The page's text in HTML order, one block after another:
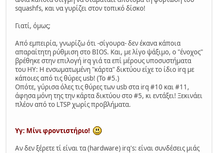
squashfs, και να γυρίζει στον τοπικό δίσκο!
Γιατί, όμως;
Από εμπειρία, γνωρίζω ότι -σίγουρα- δεν έκανα κάποια
απαραίτητη ρύθμιση στο BIOS. Και, με λίγο ψάξιμο, ο "ένοχος"
βρέθηκε στην επιλογή irq γιά τα επί μέρους υποσυστήματα
του ΗΥ: Η ενσωματωμένη "κάρτα" δικτύου είχε το ίδιο irq με
κάποιες από τις θύρες usb! (Το #5.)
Οπότε, γύρισα όλες τις θύρες των usb στα irq #10 και #11,
άφησα μόνη της την κάρτα δικτύου στο #5, κι εντάξει! Ξεκινάει
πλέον από το LTSP χωρίς προβλήματα.
Υγ: Μίνι φροντιστήριο!
Αν δεν ξέρετε τί είναι τα (hardware) irq's: είναι συνδέσεις μιάς